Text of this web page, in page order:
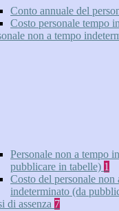
Conto annuale del
Costo personale tempo
non a tempo
Personale non a tempo
pubblicare in tabelle) 1
Costo del personale non
indeterminato (da
di assenza 7